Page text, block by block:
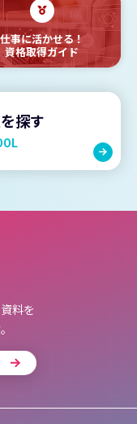
仕事に活かせる！
資格取得ガイド
探す
料を